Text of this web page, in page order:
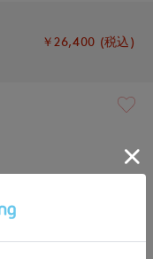
￥26,400 (税込)